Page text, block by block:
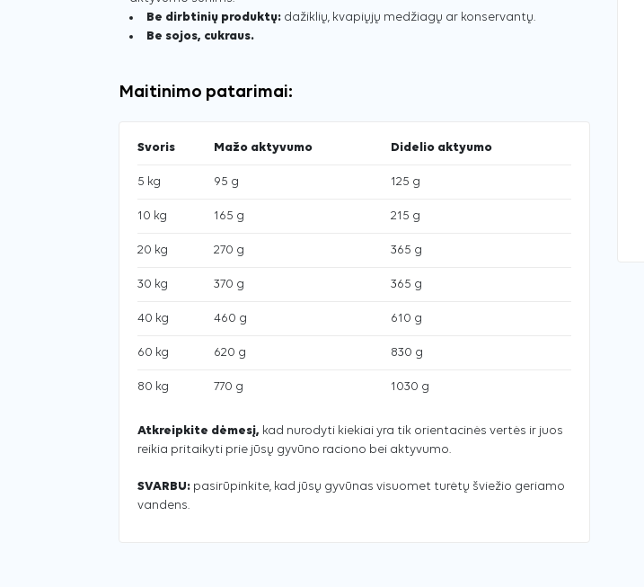
Be dirbtinių produktų: dažiklių, kvapiųjų medžiagų ar konservantų.
Be sojos, cukraus.
Maitinimo patarimai:
Svoris Mažo aktyvumo Didelio aktyumo
5 kg 95 g 125 g
10 kg 165 g 215 g
20 kg 270 g 365 g
30 kg 370 g 365 g
40 kg 460 g 610 g
60 kg 620 g 830 g
80 kg 770 g 1030 g
Atkreipkite dėmesį, kad nurodyti kiekiai yra tik orientacinės vertės ir juos
reikia pritaikyti prie jūsų gyvūno raciono bei aktyvumo.
SVARBU: pasirūpinkite, kad jūsų gyvūnas visuomet turėtų šviežio geriamo
vandens.